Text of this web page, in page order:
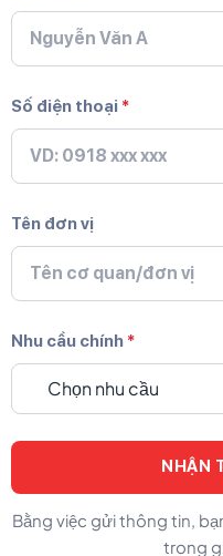
Số điện thoại *
Tên đơn vị
Nhu cầu chính *
Chọn nhu cầu
Bằng việc gửi thông tin,
trong